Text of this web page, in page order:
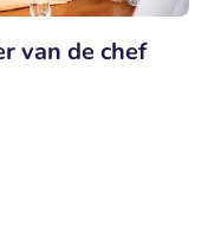
van de chef